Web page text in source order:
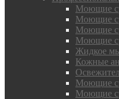
Моющие
Моющие
Моющие
Моющие
Жидкое
Кожные
Моющие
Моющие